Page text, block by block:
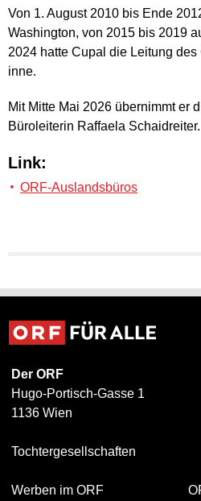
Von 1. August 2010 bis Ende
Washington, von 2015 bis 2019
2024 hatte Cupal die Leitung
inne.
Mit Mitte Mai 2026 übernimmt er
Büroleiterin Raffaela Schaidreiter.
Link:
ORF-Auslandsbüros
Der ORF
Hugo-Portisch-Gasse 1
1136 Wien
Tochtergesellschaften
Werben im ORF